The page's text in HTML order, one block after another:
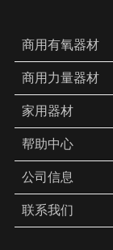
商用有氧器材
商用力量器材
家用器材
帮助中心
公司信息
联系我们